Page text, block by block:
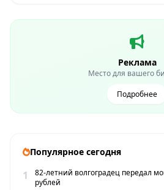
Реклама
Место для вашего
Подробнее
Популярное сегодня
1
82-летний волгоградец передал
рублей